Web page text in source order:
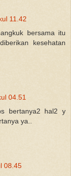
11.42
bersama itu
kesehatan
04.51
bertanya2 hal2 y
ya..
08.45